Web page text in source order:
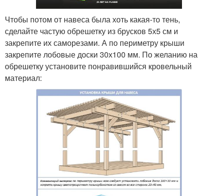
Чтобы потом от навеса была хоть какая-то тень,
сделайте частую обрешетку из брусков 5х5 см и
закрепите их саморезами. А по периметру крыши
закрепите лобовые доски 30х100 мм. По желанию на
обрешетку установите понравившийся кровельный
материал: